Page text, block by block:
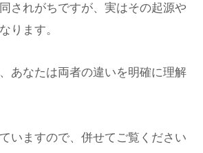
されがちですが、実はその起源や
ります。
あなたは両者の違いを明確に理解
いますので、併せてご覧ください